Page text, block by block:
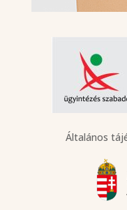
Általános